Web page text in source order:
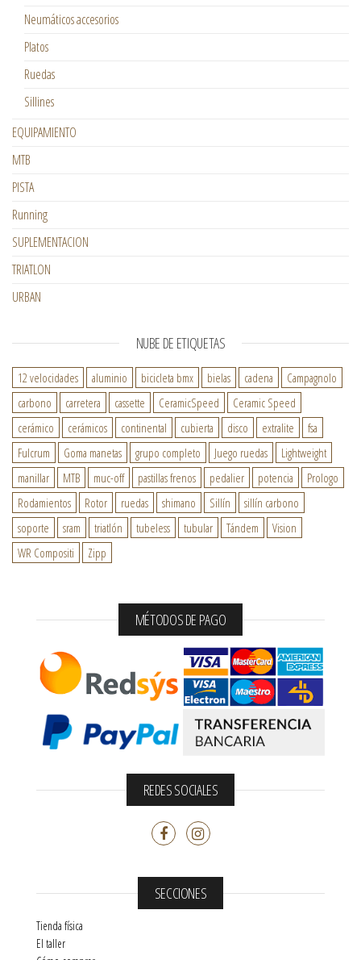
Neumáticos accesorios
Platos
Ruedas
Sillines
EQUIPAMIENTO
MTB
PISTA
Running
SUPLEMENTACION
TRIATLON
URBAN
NUBE DE ETIQUETAS
12 velocidades aluminio bicicleta bmx bielas cadena
Campagnolo
carbono
carretera cassette CeramicSpeed
Ceramic Speed
cerámico
cerámicos continental cubierta disco extralite
fsa
Fulcrum
Goma manetas grupo completo Juego ruedas
Lightweight
manillar
MTB muc-off pastillas frenos pedalier potencia
Prologo
Rodamientos
Rotor ruedas shimano Sillín
sillín carbono
soporte
sram triatlón tubeless tubular Tándem
Vision
WR Compositi
Zipp
MÉTODOS DE PAGO
REDES SOCIALES
SECCIONES
Tienda física
El taller